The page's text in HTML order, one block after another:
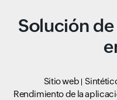
Solución
Sitio web
Rendimiento de la